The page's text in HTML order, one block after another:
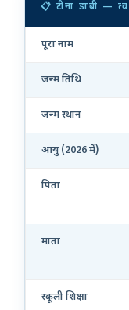
📋 टीना डाबी —
पूरा नाम
जन्म तिथि
जन्म स्थान
आयु (2026 में)
पिता
माता
स्कूली शिक्षा